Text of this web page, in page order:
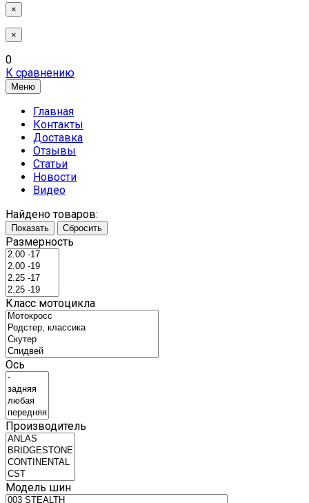
×
×
0
К сравнению
Меню
Главная
Контакты
Доставка
Отзывы
Статьи
Новости
Видео
Найдено товаров:
Показать Сбросить
Размерность
Класс мотоцикла
Ось
Производитель
Модель шин